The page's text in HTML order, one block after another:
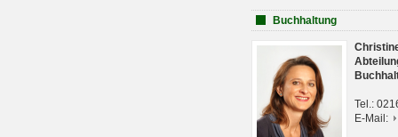
Buchhaltung
Tel.:
E-Mail: